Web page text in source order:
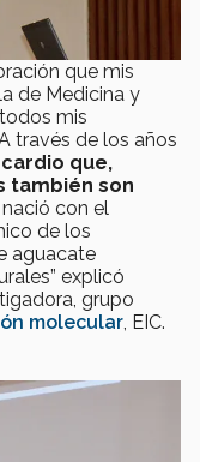
que mis
de Medicina y
mis
través de los años
que,
también son
con el
de los
aguacate
explicó
grupo
molecular , EIC.